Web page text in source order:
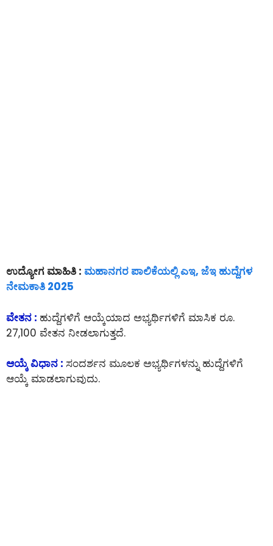
ಉದ್ಯೋಗ ಮಾಹಿತಿ : ಮಹಾನಗರ ಪಾಲಿಕೆಯಲ್ಲಿ ಎಇ, ಜೆಇ ಹುದ್ದೆಗಳ
ನೇಮಕಾತಿ 2025
ವೇತನ : ಹುದ್ದೆಗಳಿಗೆ ಆಯ್ಕೆಯಾದ ಅಭ್ಯರ್ಥಿಗಳಿಗೆ ಮಾಸಿಕ ರೂ.
27,100 ವೇತನ ನೀಡಲಾಗುತ್ತದೆ.
ಆಯ್ಕೆ ವಿಧಾನ : ಸಂದರ್ಶನ ಮೂಲಕ ಅಭ್ಯರ್ಥಿಗಳನ್ನು ಹುದ್ದೆಗಳಿಗೆ
ಆಯ್ಕೆ ಮಾಡಲಾಗುವುದು.